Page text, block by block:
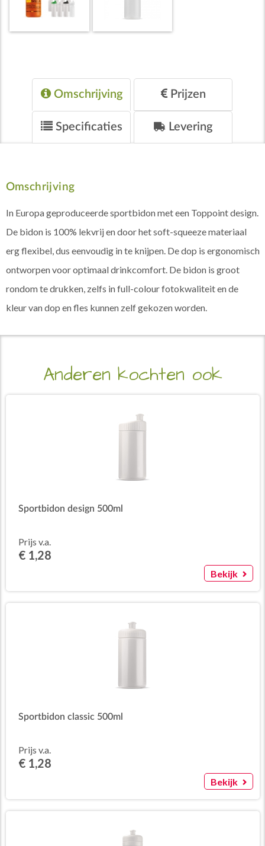
Omschrijving Prijzen
Specificaties Levering
Omschrijving
In Europa geproduceerde sportbidon met een Toppoint design.
De bidon is 100% lekvrij en door het soft-squeeze materiaal
erg flexibel, dus eenvoudig in te knijpen. De dop is ergonomisch
ontworpen voor optimaal drinkcomfort. De bidon is groot
rondom te drukken, zelfs in full-colour fotokwaliteit en de
kleur van dop en fles kunnen zelf gekozen worden.
Anderen kochten ook
Sportbidon design 500ml
Prijs v.a.
€ 1,28
Bekijk
Sportbidon classic 500ml
Prijs v.a.
€ 1,28
Bekijk